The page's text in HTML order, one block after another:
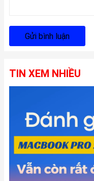
Gửi bình luận
TIN XEM NHIỀU